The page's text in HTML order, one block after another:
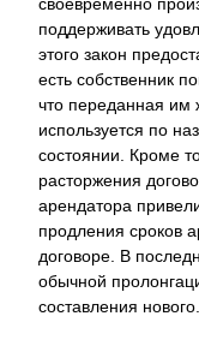
поддерживать
этого закон
есть собственник
что переданная
используется по
состоянии. Кроме
расторжения
арендатора
продления сроков
договоре. В
обычной
составления нового.